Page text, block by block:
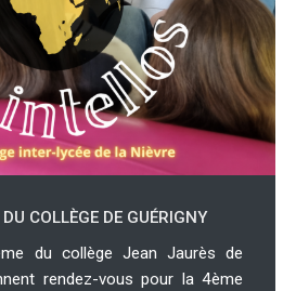
COLLÈGE DE GUÉRIGNY
du collège Jean Jaurès de
rendez-vous pour la 4ème